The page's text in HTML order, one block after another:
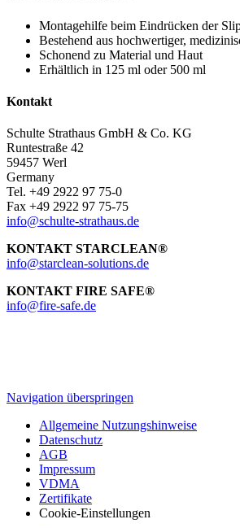
Montagehilfe beim Eindrücken der
Bestehend aus hochwertiger,
Schonend zu Material und Haut
Erhältlich in 125 ml oder 500 ml
Kontakt
Schulte Strathaus GmbH & Co. KG
Runtestraße 42
59457 Werl
Germany
Tel. +49 2922 97 75-0
Fax +49 2922 97 75-75
info@schulte-strathaus.de
KONTAKT STARCLEAN®
info@starclean-solutions.de
KONTAKT FIRE SAFE®
info@fire-safe.de
Navigation überspringen
Allgemeine Nutzungshinweise
Datenschutz
AGB
Impressum
VDMA
Zertifikate
Cookie-Einstellungen